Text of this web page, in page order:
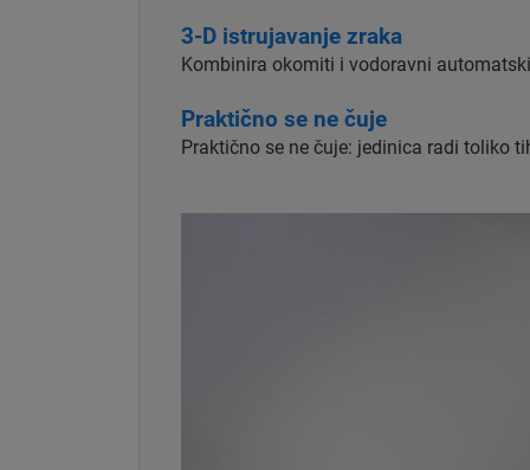
3-D istrujavanje zraka
Kombinira okomiti i vodoravni
Praktično se ne čuje
Praktično se ne čuje: jedinica radi toliko